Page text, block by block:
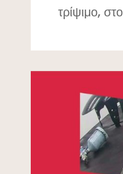
τρίψιμο,